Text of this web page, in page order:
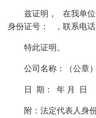
兹证明， 在我单
身份证号： ，联系电
特此证明。
公司名称：（公章）
日 期： 年 月 日
附：法定代表人身